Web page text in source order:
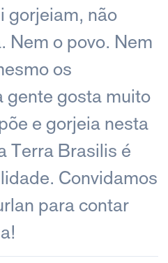
gorjeiam, não
Nem o povo. Nem
os
gente gosta muito
e gorjeia nesta
Terra Brasilis é
Convidamos
para contar